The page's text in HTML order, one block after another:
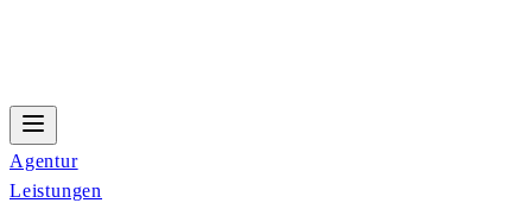
Agentur
Leistungen